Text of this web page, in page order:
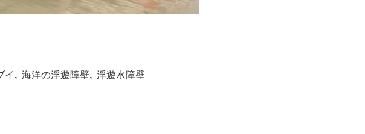
イ , 海洋の浮遊障壁, 浮遊水障壁